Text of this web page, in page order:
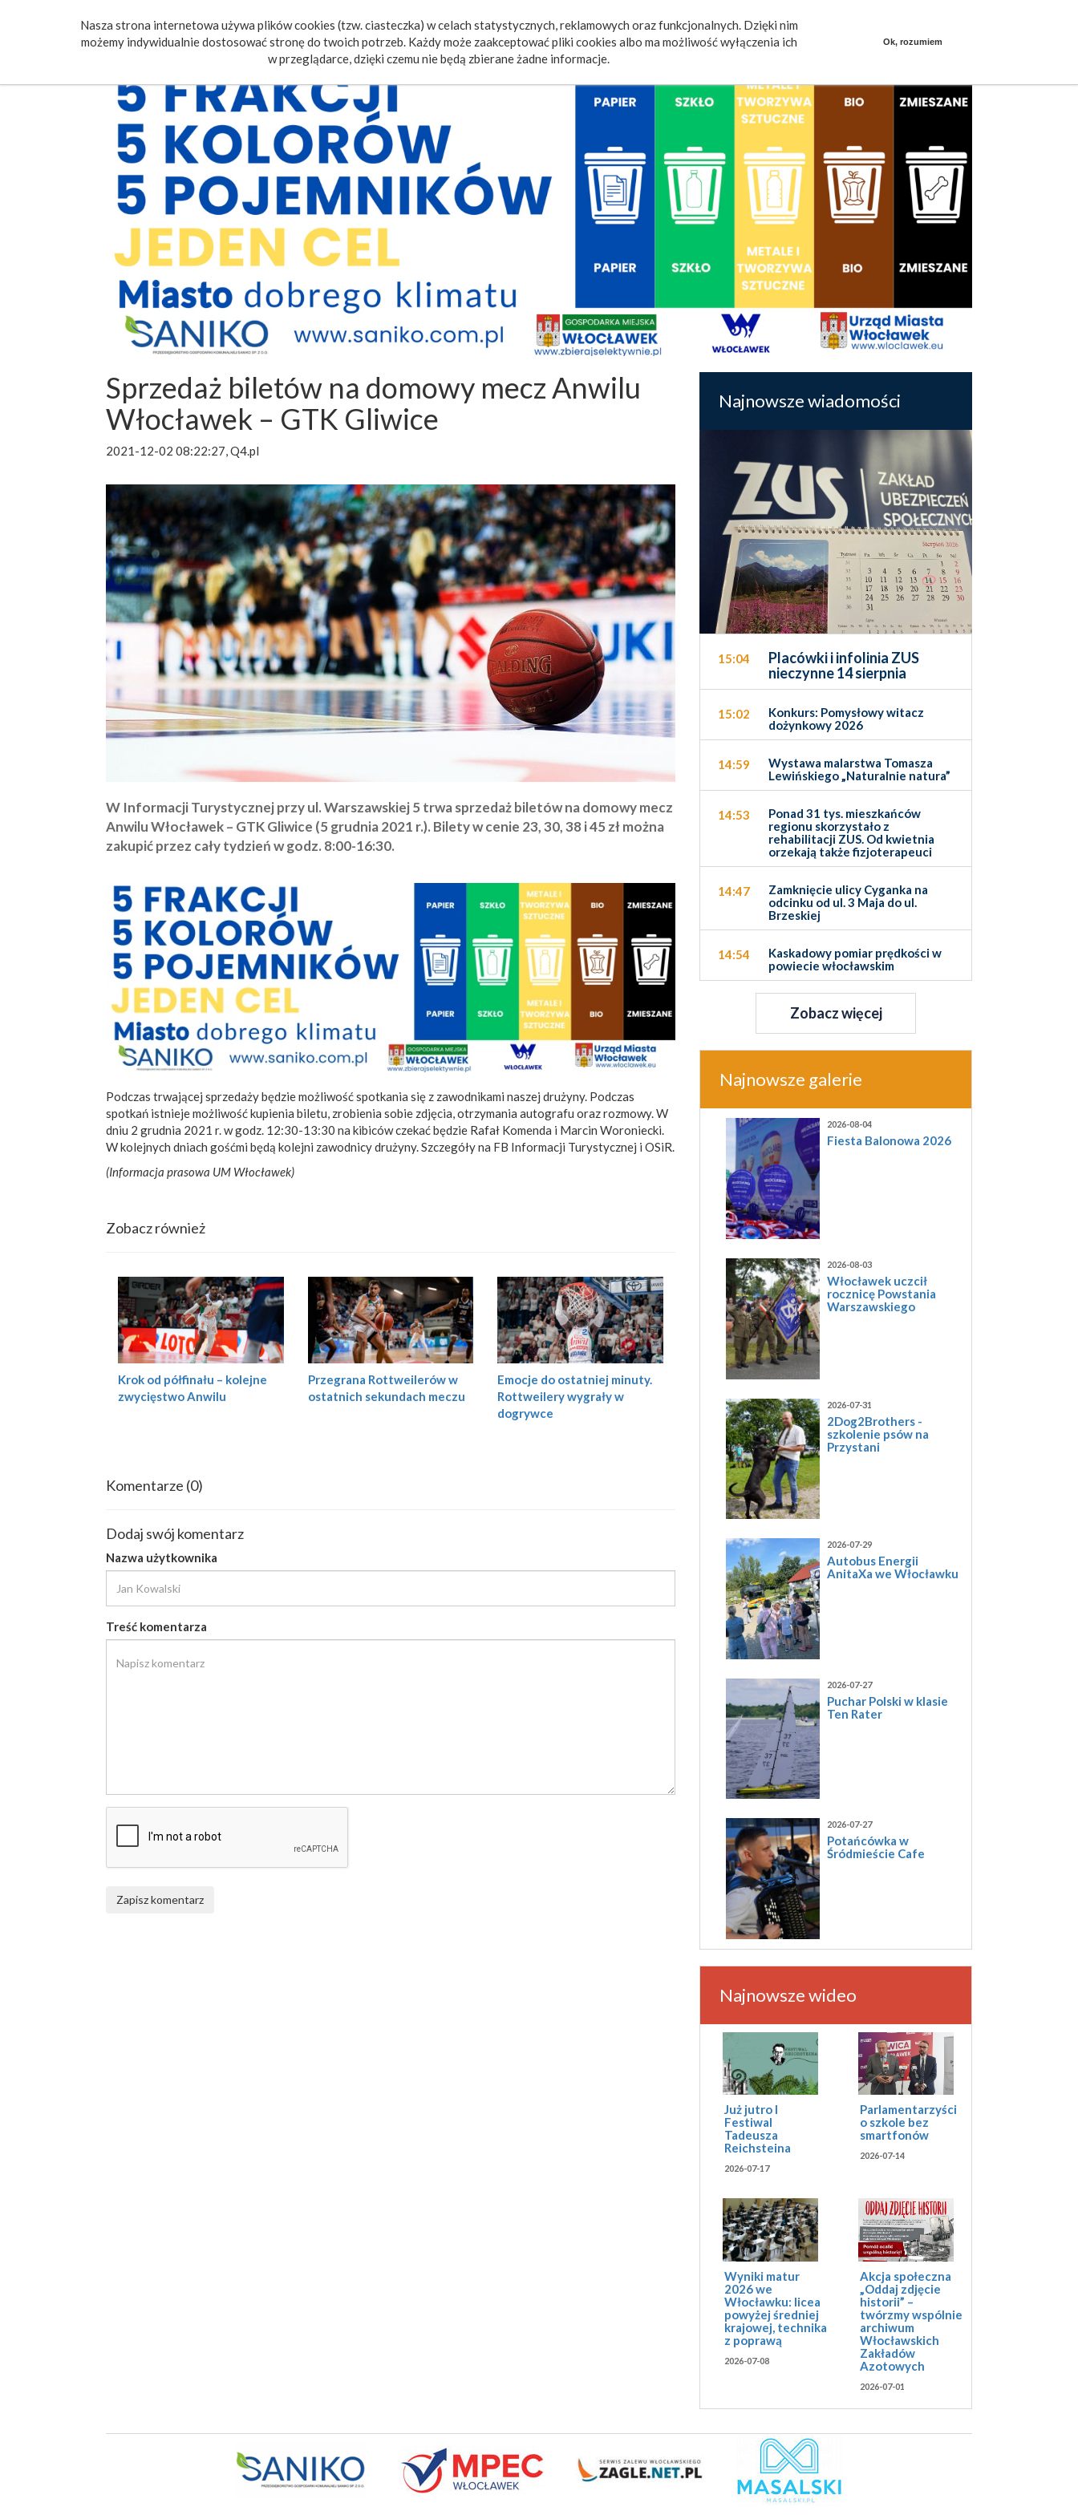
Nasza strona internetowa używa plików cookies (tzw. ciasteczka) w celach statystycznych, reklamowych oraz funkcjonalnych. Dzięki nim
możemy indywidualnie dostosować stronę do twoich potrzeb. Każdy może zaakceptować pliki cookies albo ma możliwość wyłączenia ich
w przeglądarce, dzięki czemu nie będą zbierane żadne informacje.
Ok, rozumiem
Poczta Wydarzenia Ogłoszenia Video Fotorelacje Mieszkańcy mówią
Sprzedaż biletów na domowy mecz Anwilu
Włocławek – GTK Gliwice
2021-12-02 08:22:27, Q4.pl
W Informacji Turystycznej przy ul. Warszawskiej 5 trwa sprzedaż biletów na domowy mecz
Anwilu Włocławek – GTK Gliwice (5 grudnia 2021 r.). Bilety w cenie 23, 30, 38 i 45 zł można
zakupić przez cały tydzień w godz. 8:00-16:30.
Podczas trwającej sprzedaży będzie możliwość spotkania się z zawodnikami naszej drużyny. Podczas
spotkań istnieje możliwość kupienia biletu, zrobienia sobie zdjęcia, otrzymania autografu oraz rozmowy. W
dniu 2 grudnia 2021 r. w godz. 12:30-13:30 na kibiców czekać będzie Rafał Komenda i Marcin Woroniecki.
W kolejnych dniach gośćmi będą kolejni zawodnicy drużyny. Szczegóły na FB Informacji Turystycznej i OSiR.
(Informacja prasowa UM Włocławek)
Zobacz również
Krok od półfinału – kolejne
zwycięstwo Anwilu
Przegrana Rottweilerów w
ostatnich sekundach meczu
Emocje do ostatniej minuty.
Rottweilery wygrały w
dogrywce
Komentarze (0)
Dodaj swój komentarz
Nazwa użytkownika
Treść komentarza
Zapisz komentarz
Najnowsze wiadomości
15:04
Placówki i infolinia ZUS
nieczynne 14 sierpnia
15:02
Konkurs: Pomysłowy witacz
dożynkowy 2026
14:59
Wystawa malarstwa Tomasza
Lewińskiego „Naturalnie natura”
14:53
Ponad 31 tys. mieszkańców
regionu skorzystało z
rehabilitacji ZUS. Od kwietnia
orzekają także fizjoterapeuci
14:47
Zamknięcie ulicy Cyganka na
odcinku od ul. 3 Maja do ul.
Brzeskiej
14:54
Kaskadowy pomiar prędkości w
powiecie włocławskim
Zobacz więcej
Najnowsze galerie
2026-08-04
Fiesta Balonowa 2026
2026-08-03
Włocławek uczcił
rocznicę Powstania
Warszawskiego
2026-07-31
2Dog2Brothers -
szkolenie psów na
Przystani
2026-07-29
Autobus Energii
AnitaXa we Włocławku
2026-07-27
Puchar Polski w klasie
Ten Rater
2026-07-27
Potańcówka w
Śródmieście Cafe
Najnowsze wideo
Już jutro I
Festiwal
Tadeusza
Reichsteina
2026-07-17
Parlamentarzyści
o szkole bez
smartfonów
2026-07-14
Wyniki matur
2026 we
Włocławku: licea
powyżej średniej
krajowej, technika
z poprawą
2026-07-08
Akcja społeczna
„Oddaj zdjęcie
historii” –
twórzmy wspólnie
archiwum
Włocławskich
Zakładów
Azotowych
2026-07-01